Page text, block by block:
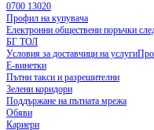
0700 13020
Профил на купувача
Електронни обществени поръчки
БГ ТОЛ
Условия за доставчици на услуги
Е-винетки
Пътни такси и разрешителни
Зелени коридори
Поддържане на пътната мрежа
Обяви
Кариери